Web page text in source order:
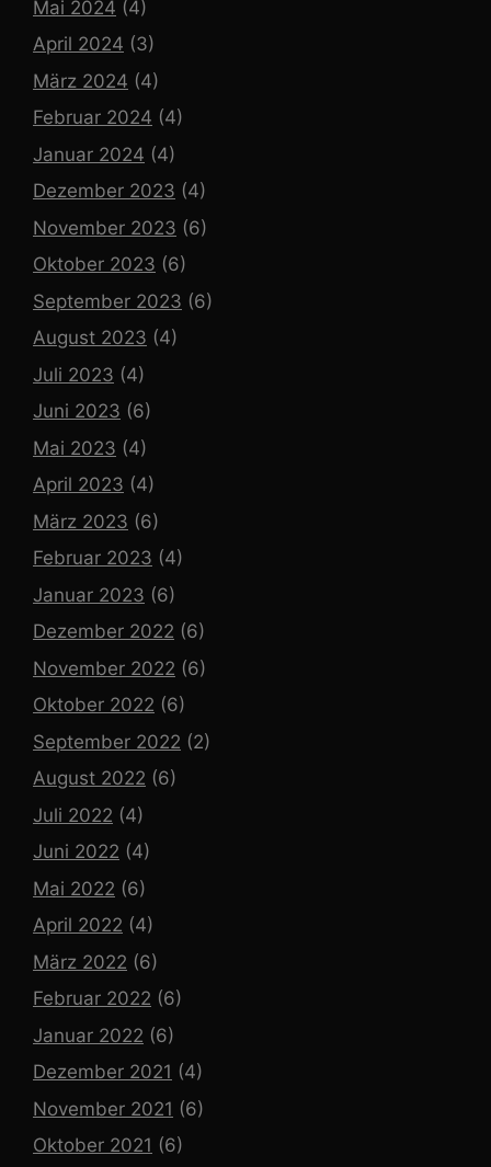
Mai 2024 (4)
April 2024 (3)
März 2024 (4)
Februar 2024 (4)
Januar 2024 (4)
Dezember 2023 (4)
November 2023 (6)
Oktober 2023 (6)
September 2023 (6)
August 2023 (4)
Juli 2023 (4)
Juni 2023 (6)
Mai 2023 (4)
April 2023 (4)
März 2023 (6)
Februar 2023 (4)
Januar 2023 (6)
Dezember 2022 (6)
November 2022 (6)
Oktober 2022 (6)
September 2022 (2)
August 2022 (6)
Juli 2022 (4)
Juni 2022 (4)
Mai 2022 (6)
April 2022 (4)
März 2022 (6)
Februar 2022 (6)
Januar 2022 (6)
Dezember 2021 (4)
November 2021 (6)
Oktober 2021 (6)